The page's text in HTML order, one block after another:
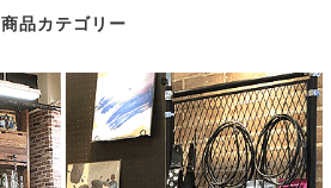
商品カテゴリー